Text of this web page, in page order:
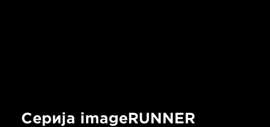
Серија imageRUNNER